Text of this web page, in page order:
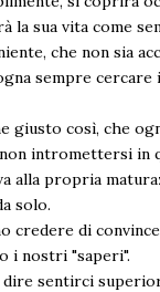
la sua vita come
che non sia
sempre
giusto così, che
intromettersi in
alla propria
solo.
credere di
i nostri "saperi".
sentirci